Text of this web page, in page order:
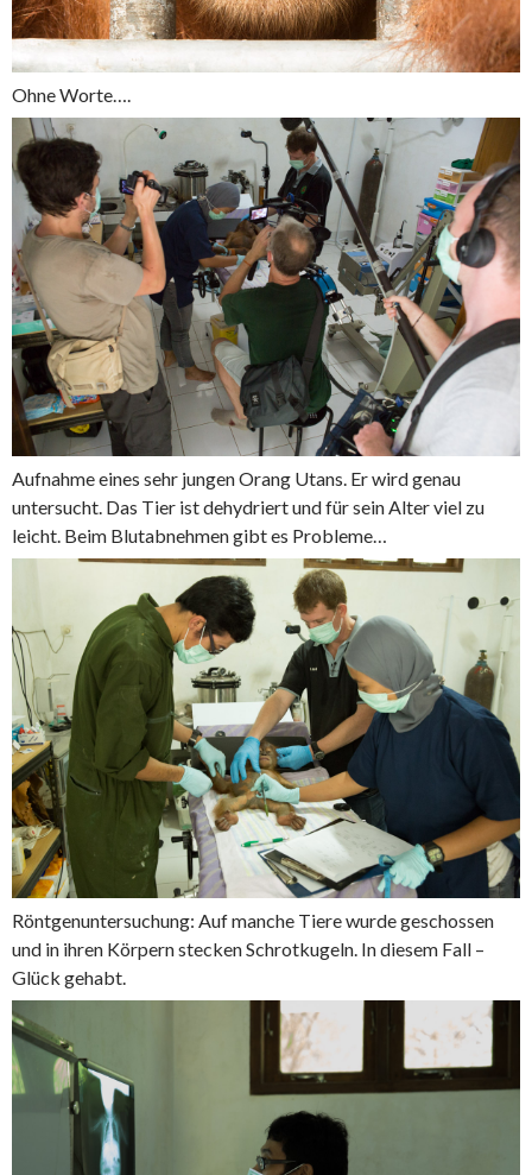
Ohne Worte….
Aufnahme eines sehr jungen Orang Utans. Er wird genau
untersucht. Das Tier ist dehydriert und für sein Alter viel zu
leicht. Beim Blutabnehmen gibt es Probleme…
Röntgenuntersuchung: Auf manche Tiere wurde geschossen
und in ihren Körpern stecken Schrotkugeln. In diesem Fall –
Glück gehabt.